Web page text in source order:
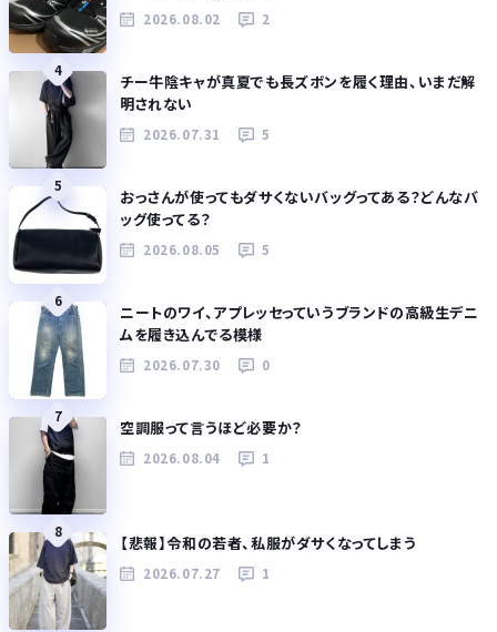
2026.08.02 2
4
チー牛陰キャが真夏でも長ズボンを履く理由、いまだ解
明されない
2026.07.31 5
5
おっさんが使ってもダサくないバッグってある？どんなバ
ッグ使ってる？
2026.08.05 5
6
ニートのワイ、アプレッセっていうブランドの高級生デニ
ムを履き込んでる模様
2026.07.30 0
7
空調服って言うほど必要か？
2026.08.04 1
8
【悲報】令和の若者、私服がダサくなってしまう
2026.07.27 1